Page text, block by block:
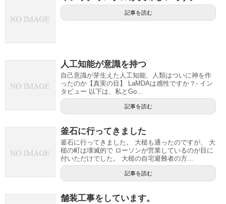
記事を読む
人工知能が意識を持つ
自己意識が芽生えた人工知能、人類はついに神を作
ったのか【真実の目】 LaMDAは感性ですか？- イン
タビュー 以下は、私とGo...
記事を読む
釜石に行ってきました
釜石に行ってきました。 大槌も通ったのですが、 大
槌の町は壊滅的で ローソンが営業しているのが目に
付いただけでした。 大槌の自宅避難者の方...
記事を読む
舗装工事をしています。